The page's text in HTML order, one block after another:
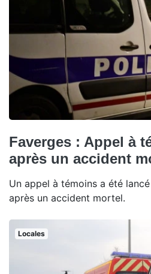
Faverges : Appel à
après un accident
Un appel à témoins a été
après un accident mortel.
Locales